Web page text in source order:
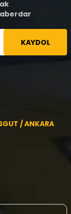
KAYDOL
/ ANKARA